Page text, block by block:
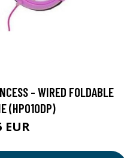
- WIRED FOLDABLE
(HP010DP)
EUR